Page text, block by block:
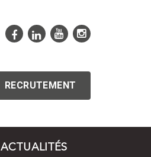
RECRUTEMENT
ACTUALITÉS